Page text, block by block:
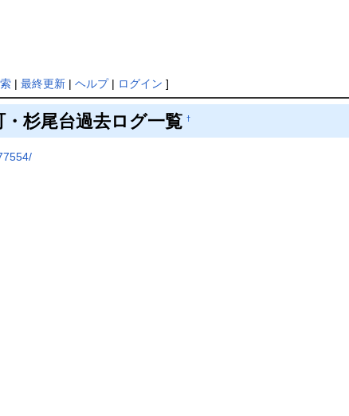
| 最終更新| ヘルプ| ログイン ]
・杉尾台過去ログ一覧 †